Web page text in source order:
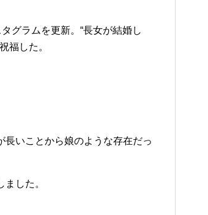
グラムを更新。“長女が結婚し
福した。
いことから娘のような存在だっ
した。